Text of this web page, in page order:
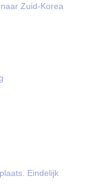
Zuid-Korea
Eindelijk